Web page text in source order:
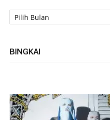
ARSIP
BINGKAI